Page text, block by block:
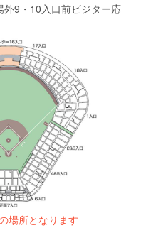
9・10入口前ビジター応
場所となります